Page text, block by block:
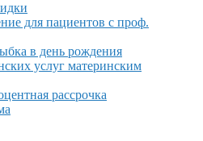
для пациентов с проф.
в день рождения
услуг материнским
рассрочка